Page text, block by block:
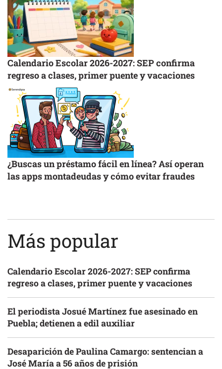
Calendario Escolar 2026-2027: SEP confirma
regreso a clases, primer puente y vacaciones
¿Buscas un préstamo fácil en línea? Así operan
las apps montadeudas y cómo evitar fraudes
Más popular
Calendario Escolar 2026-2027: SEP confirma
regreso a clases, primer puente y vacaciones
El periodista Josué Martínez fue asesinado en
Puebla; detienen a edil auxiliar
Desaparición de Paulina Camargo: sentencian a
José María a 56 años de prisión